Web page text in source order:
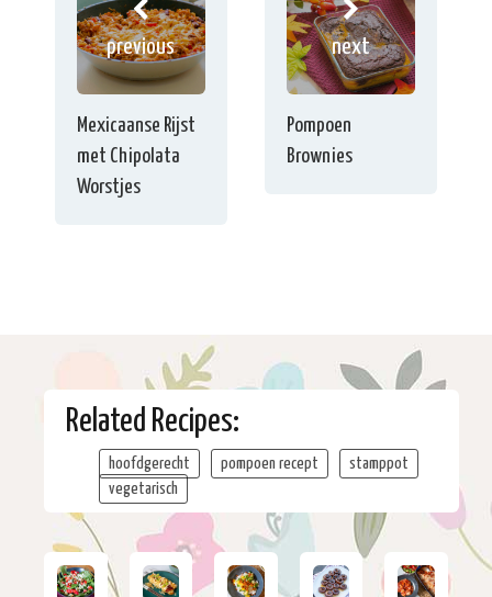
previous
Mexicaanse Rijst
met Chipolata
Worstjes
next
Pompoen
Brownies
Related Recipes:
hoofdgerecht pompoen recept
stamppot
vegetarisch